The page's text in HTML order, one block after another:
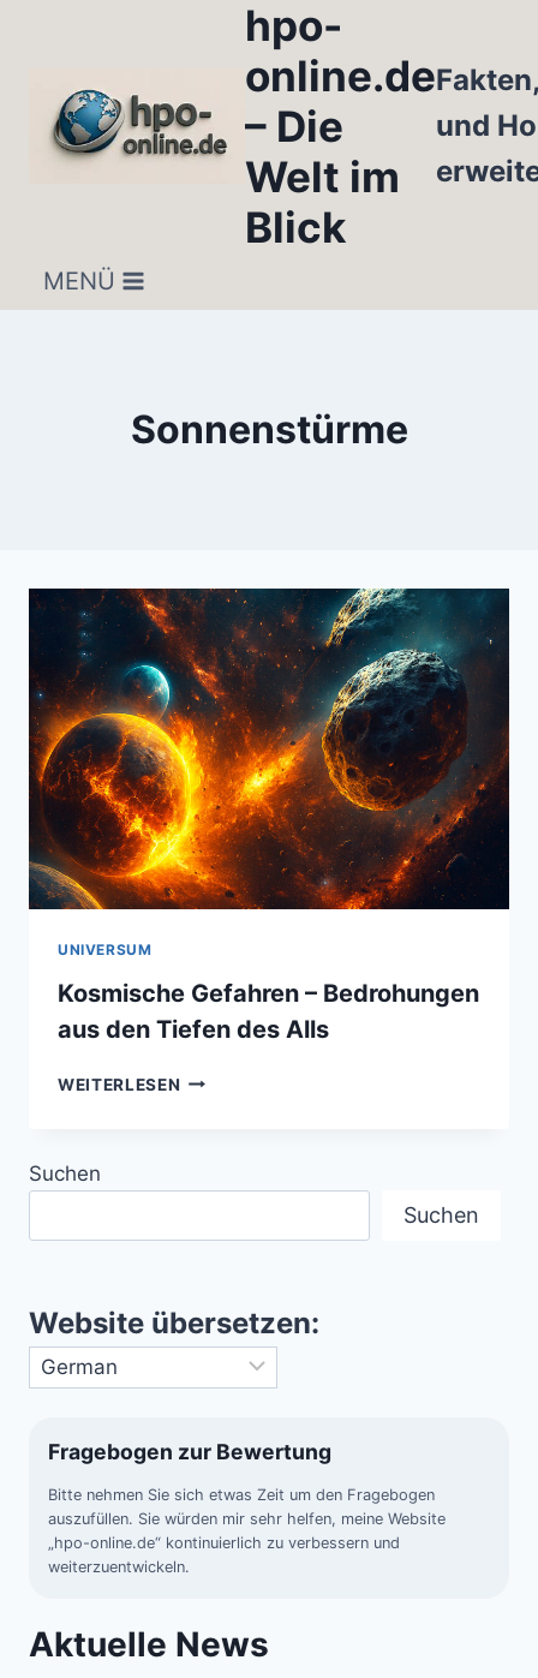
hpo-
online.de
– Die
Welt im
Blick
und
MENÜ
Sonnenstürme
UNIVERSUM
Kosmische Gefahren – Bedrohungen
aus den Tiefen des Alls
WEITERLESEN KOSMISCHE
Suchen
Suchen
Website übersetzen:
Fragebogen zur Bewertung
Bitte nehmen Sie sich etwas Zeit um den Fragebogen
auszufüllen. Sie würden mir sehr helfen, meine Website
„hpo-online.de“ kontinuierlich zu verbessern und
weiterzuentwickeln.
Aktuelle News